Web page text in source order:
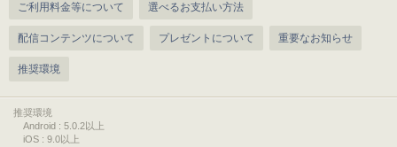
ご利用料金等について 選べるお支払い方法
配信コンテンツについて プレゼントについて 重要なお知らせ
推奨環境
推奨環境
Android : 5.0.2以上
iOS : 9.0以上